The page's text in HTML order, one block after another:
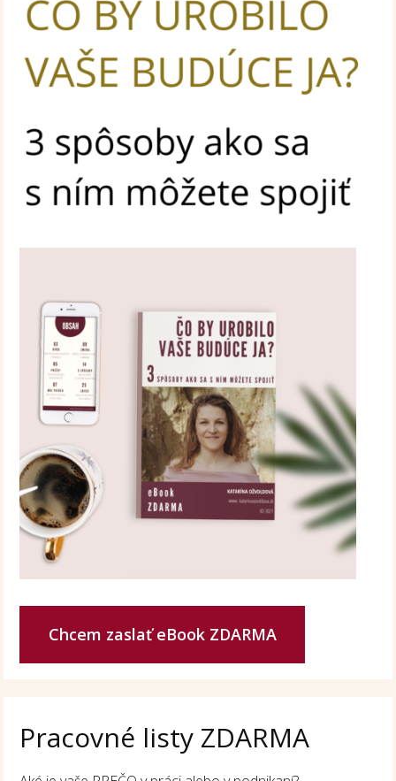
Chcem zaslať eBook ZDARMA
Pracovné listy ZDARMA